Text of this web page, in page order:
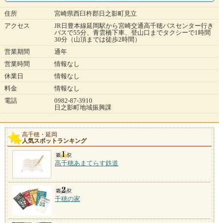
住所
宮崎県西臼杵郡日之影町見立
アクセス
JR日豊本線延岡駅から宮崎交通高千穂バスセンター行き
バスで55分、青雲橋下車、登山口までタクシーで1時間
30分（山頂までは徒歩2時間）
営業期間
通年
営業時間
情報なし
休業日
情報なし
料金
情報なし
電話
0982-87-3910
日之影町地域振興課
高千穂・延岡
人気スポットランキング
高千穂あまてらす鉄道
千穂の家